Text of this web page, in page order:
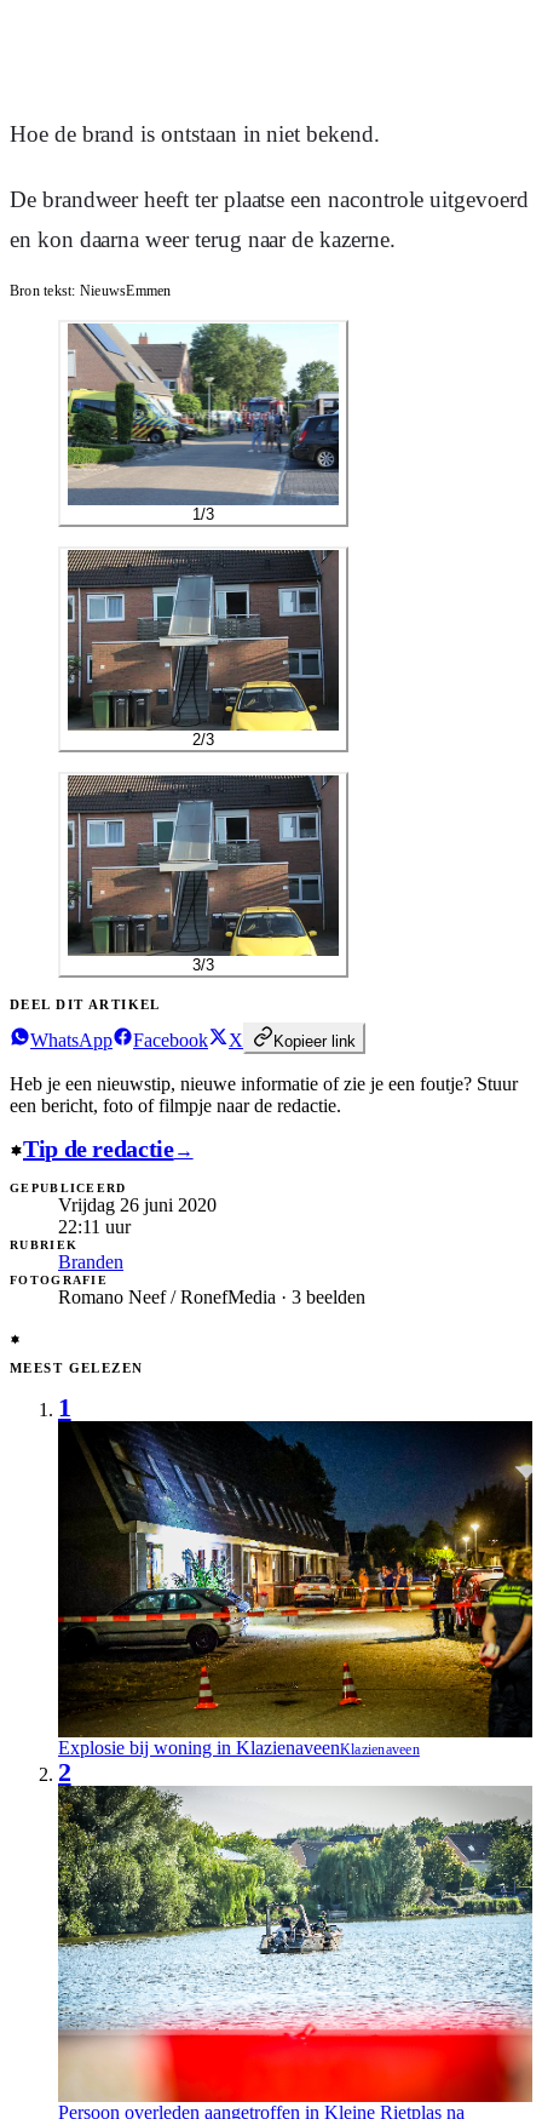
Hoe de brand is ontstaan in niet bekend.
De brandweer heeft ter plaatse een nacontrole uitgevoerd
en kon daarna weer terug naar de kazerne.
Bron tekst: NieuwsEmmen
1 /3
2/3
3/3
DEEL DIT ARTIKEL
WhatsApp Facebook X Kopieer link
Heb je een nieuwstip, nieuwe informatie of zie je een foutje? Stuur
een bericht, foto of filmpje naar de redactie.
Tip de redactie→
GEPUBLICEERD
Vrijdag 26 juni 2020
22:11 uur
RUBRIEK
Branden
FOTOGRAFIE
Romano Neef / RonefMedia · 3 beelden
MEEST GELEZEN
1
Explosie bij woning in KlazienaveenKlazienaveen
2
Persoon overleden aangetroffen in Kleine Rietplas na